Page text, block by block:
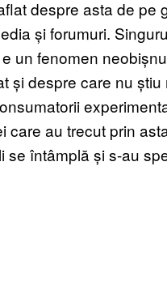
despre asta de pe
și forumuri.
un fenomen
și despre care nu știu
care au trecut prin
se întâmplă și s-au